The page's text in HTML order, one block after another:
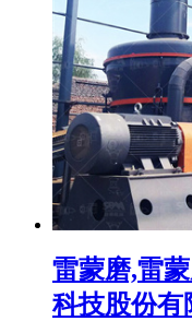
雷蒙磨,雷
科技股份有